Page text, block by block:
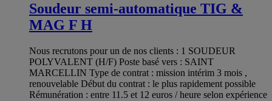
Soudeur semi-automatique TIG &
MAG F H
Nous recrutons pour un de nos clients : 1 SOUDEUR
POLYVALENT (H/F) Poste basé vers : SAINT
MARCELLIN Type de contrat : mission intérim 3 mois ,
renouvelable Début du contrat : le plus rapidement possible
Rémunération : entre 11.5 et 12 euros / heure selon expérience